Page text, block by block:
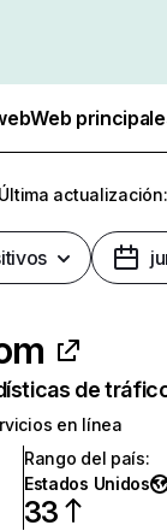
Web
Última
de
en línea
Rango del país:
Estados Unidos
33